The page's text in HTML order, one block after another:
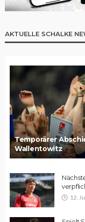
AKTUELLE SCHALKE
Temporärer
Wallentowitz
12.